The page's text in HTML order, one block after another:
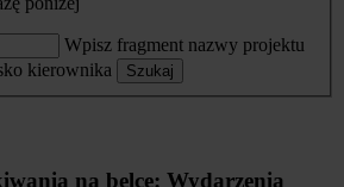
Wpisz fragment nazwy projektu
kierownika
Szukaj
na belce: Wydarzenia